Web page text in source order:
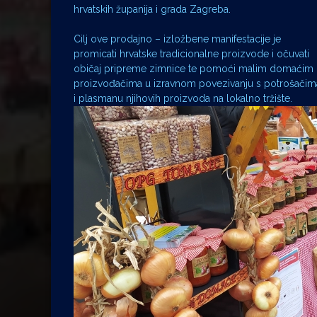
hrvatskih županija i grada Zagreba.
Cilj ove prodajno – izložbene manifestacije je
promicati hrvatske tradicionalne proizvode i očuvati
običaj pripreme zimnice te pomoći malim domaćim
proizvođačima u izravnom povezivanju s
i plasmanu njihovih proizvoda na lokalno tržište.